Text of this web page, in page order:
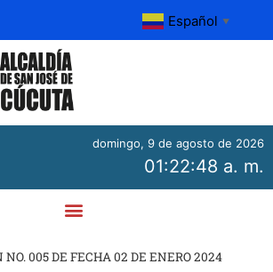
de herramientas
Español ▼
domingo, 9 de agosto de 2026
01:22:48 a. m.
NO. 005 DE FECHA 02 DE ENERO 2024